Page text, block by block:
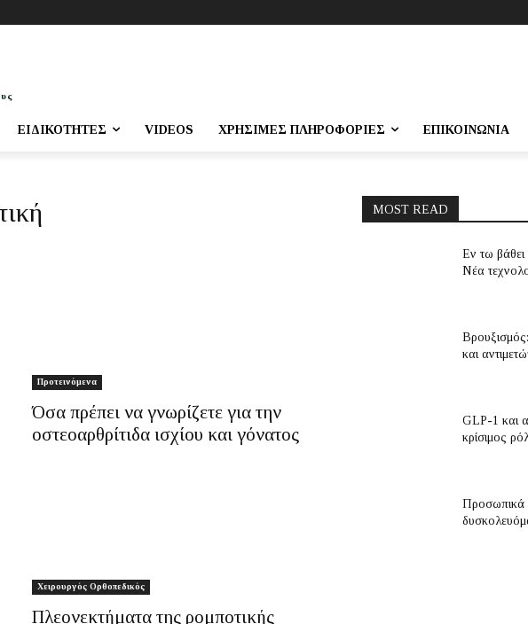
ΕΙΔΙΚΌΤΗΤΕΣ VIDEOS ΧΡΉΣΙΜΕΣ ΠΛΗΡΟΦΟΡΊΕΣ ΕΠΙΚΟΙΝΩΝΊΑ
Προτεινόμενα
Όσα πρέπει να γνωρίζετε για την
οστεοαρθρίτιδα ισχίου και γόνατος
Χειρουργός Ορθοπεδικός
Πλεονεκτήματα της ρομποτικής
MOST READ
Εν τω
Νέα
και
GLP-1 και
κρίσιμος
Προσωπικά